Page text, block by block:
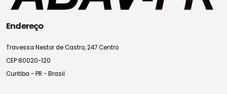
Endereço
Travessa Nestor de Castro, 247 Centro
CEP 80020-120
Curitiba - PR - Brasil